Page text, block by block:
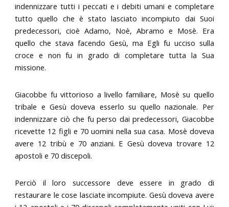
indennizzare tutti i peccati e i debiti umani e completare
tutto quello che è stato lasciato incompiuto dai Suoi
predecessori, cioè Adamo, Noè, Abramo e Mosè. Era
quello che stava facendo Gesù, ma Egli fu ucciso sulla
croce e non fu in grado di completare tutta la Sua
missione.
Giacobbe fu vittorioso a livello familiare, Mosè su quello
tribale e Gesù doveva esserlo su quello nazionale. Per
indennizzare ciò che fu perso dai predecessori, Giacobbe
ricevette 12 figli e 70 uomini nella sua casa. Mosè doveva
avere 12 tribù e 70 anziani. E Gesù doveva trovare 12
apostoli e 70 discepoli.
Perciò il loro successore deve essere in grado di
restaurare le cose lasciate incompiute. Gesù doveva avere